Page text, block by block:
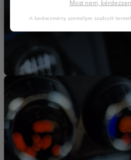
Most nem,
A kedvezmény személyre szabott